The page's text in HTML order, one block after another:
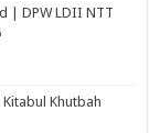
| DPW LDII NTT
Khutbah